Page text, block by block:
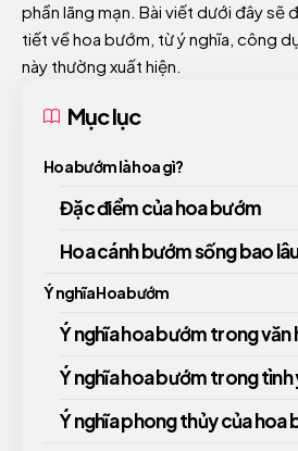
phần lãng mạn. Bài viết dưới đây sẽ
tiết về hoa bướm, từ ý nghĩa, công
này thường xuất hiện.
Mục lục
Hoa bướm là hoa gì?
Đặc điểm của hoa bướm
Hoa cánh bướm sống bao
Ý nghĩa Hoa bướm
Ý nghĩa hoa bướm trong văn
Ý nghĩa hoa bướm trong tình
Ý nghĩa phong thủy của hoa